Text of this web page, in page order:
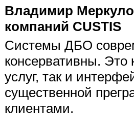
Владимир
компаний CUSTIS
Системы ДБО
консервативны. Это
услуг, так и
существенной
клиентами.